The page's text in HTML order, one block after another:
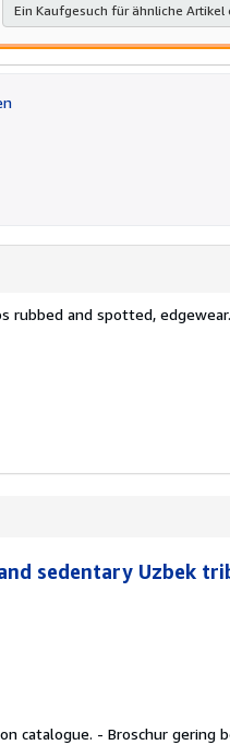
Ein Kaufgesuch für ähnliche Artikel
rubbed and spotted,
sedentary Uzbek
catalogue. - Broschur gering